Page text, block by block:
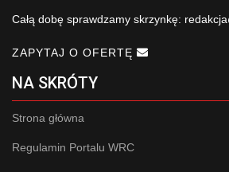
Całą dobę sprawdzamy skrzynkę:
ZAPYTAJ O OFERTĘ
NA SKRÓTY
Strona główna
Regulamin Portalu WRC